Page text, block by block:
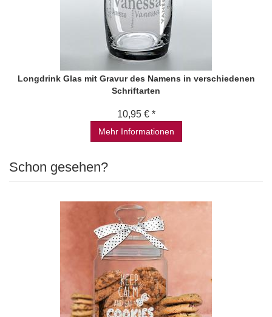
Longdrink Glas mit Gravur des Namens in verschiedenen
Schriftarten
10,95 € *
Mehr Informationen
Schon gesehen?